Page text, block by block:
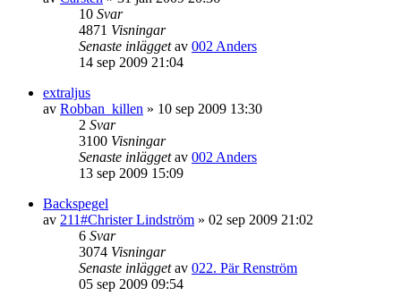
10 Svar
4871 Visningar
Senaste inläggetav 002 Anders
14 sep 2009 21:04
extraljus
av Robban_killen » 10 sep 2009 13:30
2 Svar
3100 Visningar
Senaste inläggetav 002 Anders
13 sep 2009 15:09
Backspegel
av 211#Christer Lindström » 02 sep 2009 21:02
6 Svar
3074 Visningar
Senaste inläggetav 022. Pär Renström
05 sep 2009 09:54